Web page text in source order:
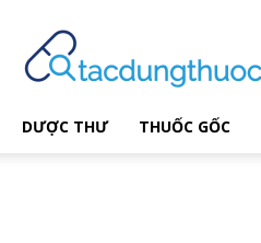
DƯỢC THƯ
THUỐC GỐC